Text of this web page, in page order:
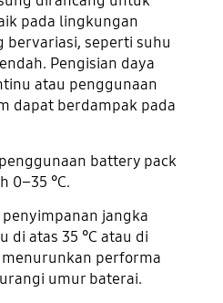
pada lingkungan
bervariasi, seperti suhu
Pengisian daya
atau penggunaan
dapat berdampak pada
battery pack
0–35 °C.
jangka
di atas 35 °C atau di
menurunkan performa
umur baterai.